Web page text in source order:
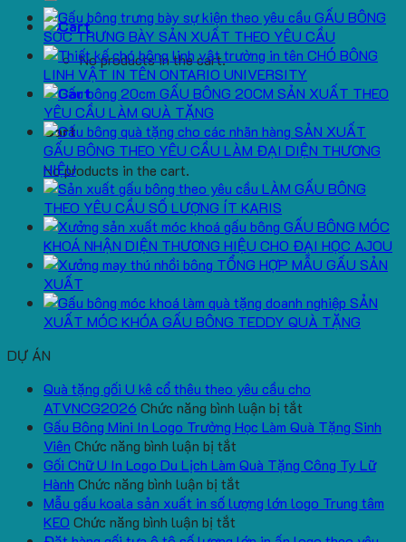
No products in the cart.
Cart
No products in the cart.
GẤU BÔNG
SÓC TRƯNG BÀY SẢN XUẤT THEO YÊU CẦU
CHÓ BÔNG
LINH VẬT IN TÊN ONTARIO UNIVERSITY
GẤU BÔNG 20CM SẢN XUẤT THEO
YÊU CẦU LÀM QUÀ TẶNG
SẢN XUẤT
GẤU BÔNG THEO YÊU CẦU LÀM ĐẠI DIỆN THƯƠNG
HIỆU
LÀM GẤU BÔNG
THEO YÊU CẦU SỐ LƯỢNG ÍT KARIS
GẤU BÔNG MÓC
KHOÁ NHẬN DIỆN THƯƠNG HIỆU CHO ĐẠI HỌC AJOU
TỔNG HỢP MẪU GẤU SẢN
XUẤT
SẢN
XUẤT MÓC KHÓA GẤU BÔNG TEDDY QUÀ TẶNG
DỰ ÁN
Quà tặng gối U kê cổ thêu theo yêu cầu cho
ATVNCG2026 Chức năng bình luận bị tắt
Quà
gối
kê
Gấu Bông Mini In Logo Trường Học Làm Quà Tặng Sinh
Viên Chức năng bình luận bị tắt
Gấu
Bông
Mini
Gối Chữ U In Logo Du Lịch Làm Quà Tặng Công Ty Lữ
Hành Chức năng bình luận bị tắt
Gối
Mẫu gấu koala sản xuất in số lượng lớn logo Trung tâm
KEO Chức năng bình luận bị tắt